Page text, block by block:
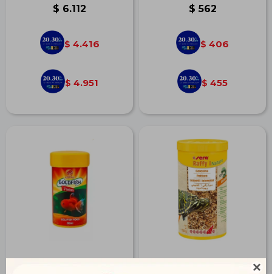

$ 6.112
$ 4.416
$ 4.951
$ 562
$ 406
$ 455